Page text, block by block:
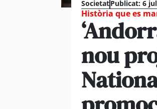
SocietatPublicat: 6
Història que es
nou